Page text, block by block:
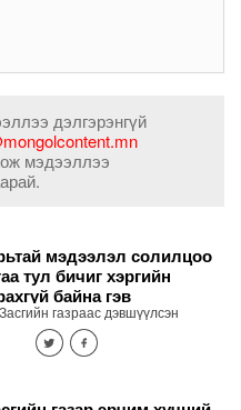
дэлгэрэнгүй
мэдээллээ
мэдээлэл солилцоо
тул бичиг хэргийн
байна гэв
газраас дэвшүүлсэн
санаачилгын хүрээнд
цахим хэлбэрээр явуулах,
ажил шат дараатай хэрэгжиж